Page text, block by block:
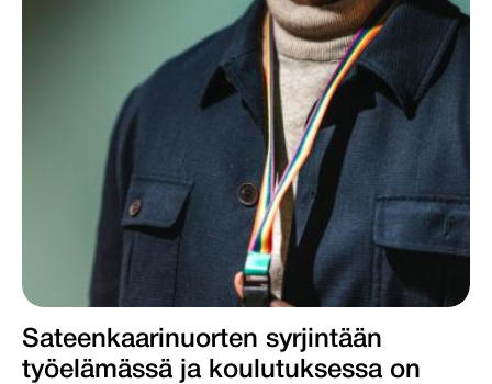
Sateenkaarinuorten syrjintään
työelämässä ja koulutuksessa on